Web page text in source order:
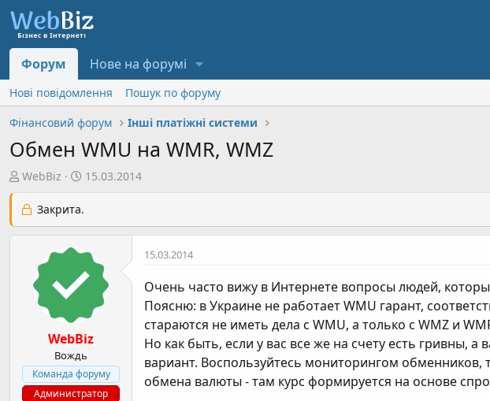
Форум Нове на форумі
Нові повідомлення
Пошук по форуму
Фінансовий форум
Інші платіжні системи
Обмен WMU на WMR, WMZ
А
т
о
WebBiz
Д
а
т
в
н
н
я
15.03.2014
Закрита.
WebBiz
Вождь
Команда форуму
Администратор
15.03.2014
Очень часто вижу в Интернете вопросы людей,
Поясню: в Украине не работает WMU гарант,
стараются не иметь дела с WMU, а только с WMZ и
Но как быть, если у вас все же на счету есть гривны,
вариант. Воспользуйтесь мониторингом обменников,
обмена валюты - там курс формируется на основе